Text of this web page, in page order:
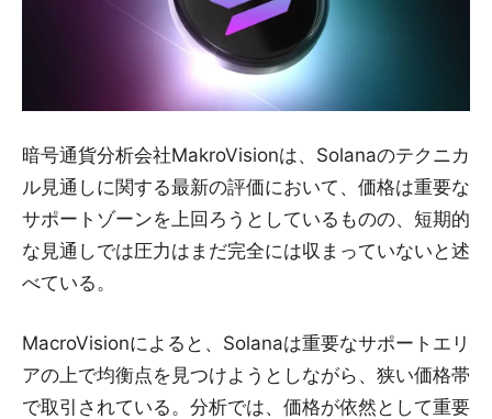
暗号通貨分析会社MakroVisionは、Solanaのテクニカ
ル見通しに関する最新の評価において、価格は重要な
サポートゾーンを上回ろうとしているものの、短期的
な見通しでは圧力はまだ完全には収まっていないと述
べている。
MacroVisionによると、Solanaは重要なサポートエリ
アの上で均衡点を見つけようとしながら、狭い価格帯
で取引されている。分析では、価格が依然として重要